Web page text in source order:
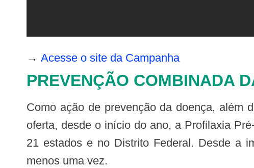
→ Acesse o site da Campanha
PREVENÇÃO COMBINADA
Como ação de prevenção da doença, além do uso de preservativos e da Profilaxia Pós-Exposição (PEP) ao HIV, o Ministério
oferta, desde o início do ano, a Profilaxia
21 estados e no Distrito Federal. Desde a
menos uma vez.